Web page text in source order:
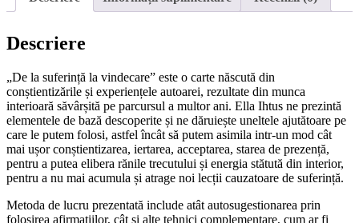
Descriere
„De la suferință la vindecare” este o carte născută din
conștientizările și experiențele autoarei, rezultate din munca
interioară săvârșită pe parcursul a multor ani. Ella Ihtus ne prezintă
elementele de bază descoperite și ne dăruiește uneltele ajutătoare pe
care le putem folosi, astfel încât să putem asimila intr-un mod cât
mai ușor conștientizarea, iertarea, acceptarea, starea de prezență,
pentru a putea elibera rănile trecutului și energia stătută din interior,
pentru a nu mai acumula și atrage noi lecții cauzatoare de suferință.
Metoda de lucru prezentată include atât autosugestionarea prin
folosirea afirmațiilor, cât și alte tehnici complementare, cum ar fi